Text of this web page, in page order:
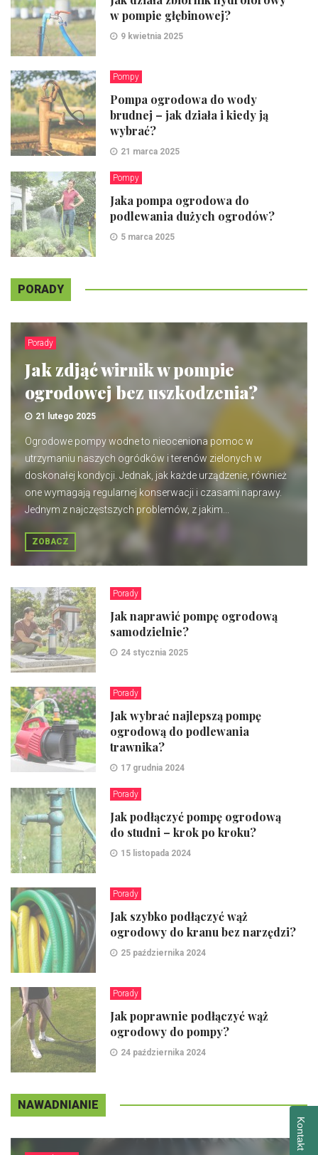
w pompie głębinowej?
9 kwietnia 2025
Pompy
Pompa ogrodowa do wody
brudnej – jak działa i kiedy ją
wybrać?
21 marca 2025
Pompy
Jaka pompa ogrodowa do
podlewania dużych ogrodów?
5 marca 2025
PORADY
Porady
Jak zdjąć wirnik w pompie
ogrodowej bez uszkodzenia?
21 lutego 2025
Ogrodowe pompy wodne to nieoceniona pomoc w
utrzymaniu naszych ogródków i terenów zielonych w
doskonałej kondycji. Jednak, jak każde urządzenie, również
one wymagają regularnej konserwacji i czasami naprawy.
Jednym z najczęstszych problemów, z jakim...
ZOBACZ
Porady
Jak naprawić pompę ogrodową
samodzielnie?
24 stycznia 2025
Porady
Jak wybrać najlepszą pompę
ogrodową do podlewania
trawnika?
17 grudnia 2024
Porady
Jak podłączyć pompę ogrodową
do studni – krok po kroku?
15 listopada 2024
Porady
Jak szybko podłączyć wąż
ogrodowy do kranu bez narzędzi?
25 października 2024
Porady
Jak poprawnie podłączyć wąż
ogrodowy do pompy?
24 października 2024
NAWADNIANIE
Kontakt